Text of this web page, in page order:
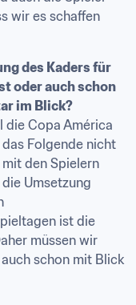
wir es schaffen
des Kaders für
oder auch schon
im Blick?
die Copa América
Folgende nicht
den Spielern
Umsetzung
ist die
müssen wir
schon mit Blick